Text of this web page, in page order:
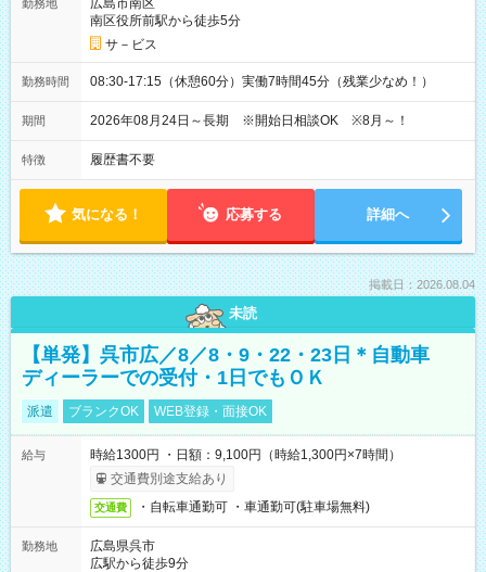
勤務地
広島市南区
南区役所前駅から徒歩5分
サ－ビス
勤務時間 08:30-17:15（休憩60分）実働7時間45分（残業少なめ！）
期間 2026年08月24日～長期 ※開始日相談OK ※8月～！
特徴 履歴書不要
気になる！ 応募する 詳細へ
掲載日：2026.08.04
未読
【単発】呉市広／8／8・9・22・23日＊自動車
ディーラーでの受付・1日でもＯＫ
派遣 ブランクOK WEB登録・面接OK
給与
時給1300円 ・日額：9,100円（時給1,300円×7時間）
交通費別途支給あり
交通費 ・自転車通勤可 ・車通勤可(駐車場無料)
勤務地
広島県呉市
広駅から徒歩9分